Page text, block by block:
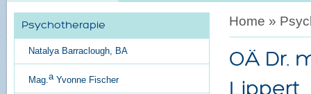
Home »
OÄ Dr.
Lippert
Psychotherapie
Natalya Barraclough, BA
Mag.aYvonne Fischer